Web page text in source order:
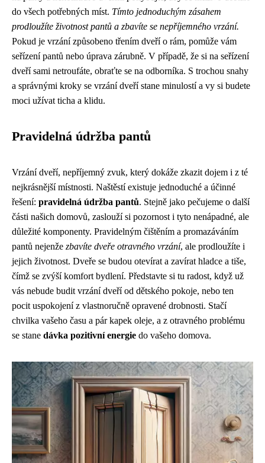
do všech potřebných míst. Tímto jednoduchým zásahem
prodloužíte životnost pantů a zbavíte se nepříjemného vrzání.
Pokud je vrzání způsobeno třením dveří o rám, pomůže vám
seřízení pantů nebo úprava zárubně. V případě, že si na seřízení
dveří sami netroufáte, obraťte se na odborníka. S trochou snahy
a správnými kroky se vrzání dveří stane minulostí a vy si budete
moci užívat ticha a klidu.
Pravidelná údržba pantů
Vrzání dveří, nepříjemný zvuk, který dokáže zkazit dojem i z té
nejkrásnější místnosti. Naštěstí existuje jednoduché a účinné
řešení: pravidelná údržba pantů. Stejně jako pečujeme o další
části našich domovů, zaslouží si pozornost i tyto nenápadné, ale
důležité komponenty. Pravidelným čištěním a promazáváním
pantů nejenže zbavíte dveře otravného vrzání, ale prodloužíte i
jejich životnost. Dveře se budou otevírat a zavírat hladce a tiše,
čímž se zvýší komfort bydlení. Představte si tu radost, když už
vás nebude budit vrzání dveří od dětského pokoje, nebo ten
pocit uspokojení z vlastnoručně opravené drobnosti. Stačí
chvilka vašeho času a pár kapek oleje, a z otravného problému
se stane dávka pozitivní energie do vašeho domova.